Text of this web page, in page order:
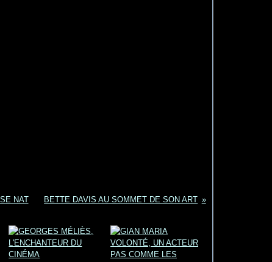
NAT BETTE DAVIS AU SOMMET DE SON ART